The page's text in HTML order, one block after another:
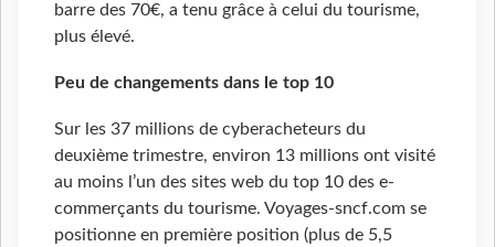
barre des 70€, a tenu grâce à celui du tourisme,
plus élevé.
Peu de changements dans le top 10
Sur les 37 millions de cyberacheteurs du
deuxième trimestre, environ 13 millions ont visité
au moins l’un des sites web du top 10 des e-
commerçants du tourisme. Voyages-sncf.com se
positionne en première position (plus de 5,5